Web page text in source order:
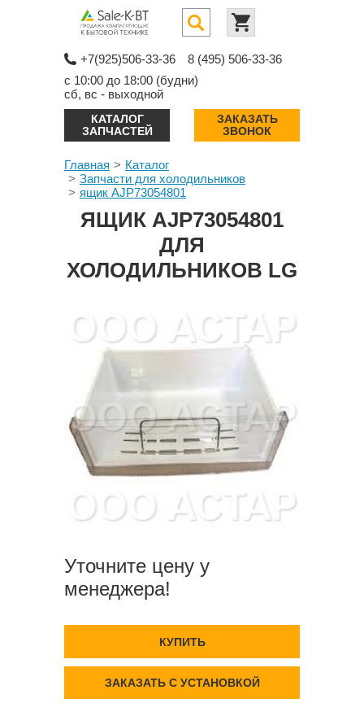
+7(925)506-33-36
8 (495) 506-33-36
с 10:00 до 18:00 (будни)
сб, вс - выходной
КАТАЛОГ
ЗАПЧАСТЕЙ
ЗАКАЗАТЬ
ЗВОНОК
Главная
Каталог
Запчасти для холодильников
ящик AJP73054801
ЯЩИК AJP73054801
ДЛЯ
ХОЛОДИЛЬНИКОВ LG
Уточните цену у
менеджера!
КУПИТЬ
ЗАКАЗАТЬ С УСТАНОВКОЙ